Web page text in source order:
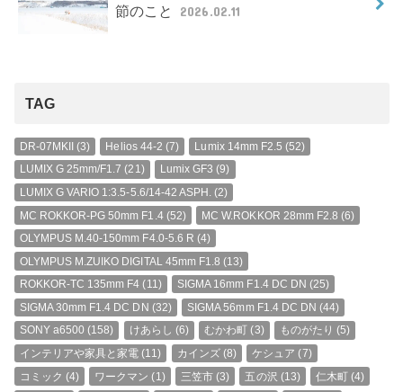
節のこと
2026.02.11
TAG
DR-07MKII(3) Helios 44-2 (7) Lumix 14mm F2.5 (52)
LUMIX G 25mm/F1.7 (21) Lumix GF3 (9)
LUMIX G VARIO 1:3.5-5.6/14-42 ASPH. (2)
MC ROKKOR-PG 50mm F1.4(52) MC W.ROKKOR 28mm F2.8 (6)
OLYMPUS M.40-150mm F4.0-5.6 R (4)
OLYMPUS M.ZUIKO DIGITAL 45mm F1.8 (13)
ROKKOR-TC 135mm F4 (11) SIGMA 16mm F1.4 DC DN (25)
SIGMA 30mm F1.4 DC DN (32) SIGMA 56mm F1.4 DC DN (44)
SONY a6500 (158) けあらし (6) むかわ町 (3) ものがたり (5)
インテリアや家具と家電 (11) カインズ(8) ケシュア (7)
コミック (4) ワークマン (1) 三笠市 (3) 五の沢 (13) 仁木町 (4)